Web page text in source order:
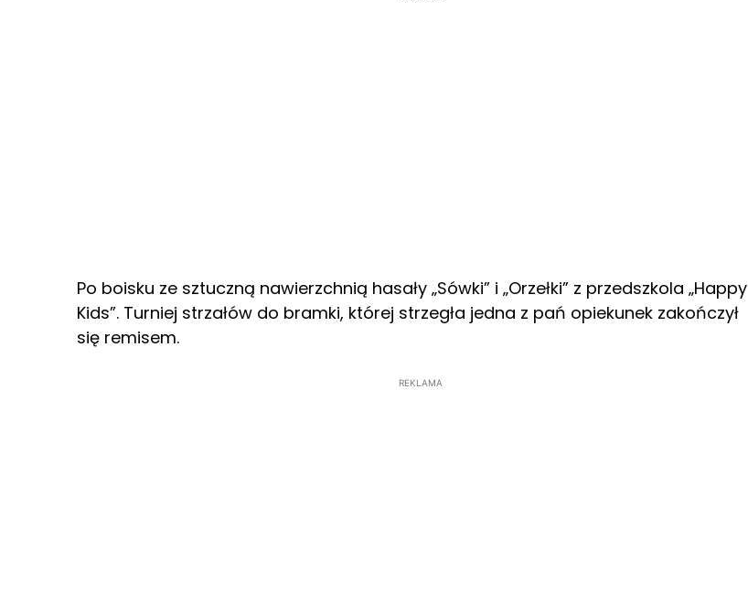
Po boisku ze sztuczną nawierzchnią hasały „Sówki” i „Orzełki” z przedszkola „Happy
Kids”. Turniej strzałów do bramki, której strzegła jedna z pań opiekunek zakończył
się remisem.
REKLAMA